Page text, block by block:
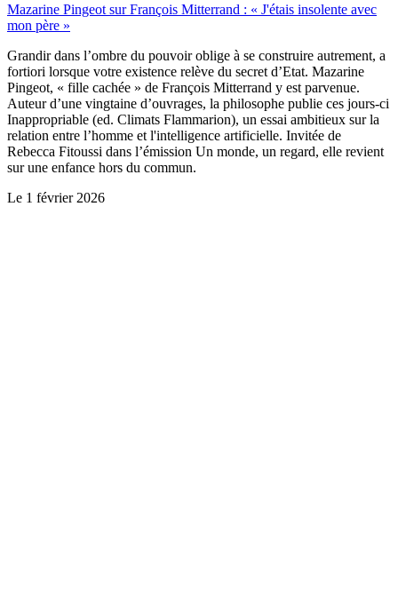
Mazarine Pingeot sur François Mitterrand : « J'étais insolente avec
mon père »
Grandir dans l’ombre du pouvoir oblige à se construire autrement, a
fortiori lorsque votre existence relève du secret d’Etat. Mazarine
Pingeot, « fille cachée » de François Mitterrand y est parvenue.
Auteur d’une vingtaine d’ouvrages, la philosophe publie ces jours-ci
Inappropriable (ed. Climats Flammarion), un essai ambitieux sur la
relation entre l’homme et l'intelligence artificielle. Invitée de
Rebecca Fitoussi dans l’émission Un monde, un regard, elle revient
sur une enfance hors du commun.
Le 1 février 2026